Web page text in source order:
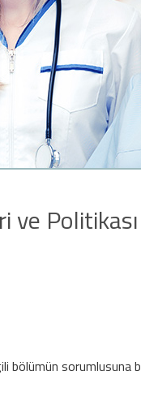
ve Politikası
bölümün